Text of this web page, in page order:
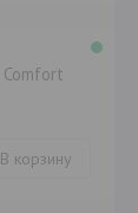
В корзину